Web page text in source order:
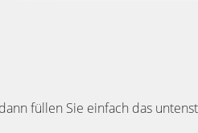
füllen Sie einfach das